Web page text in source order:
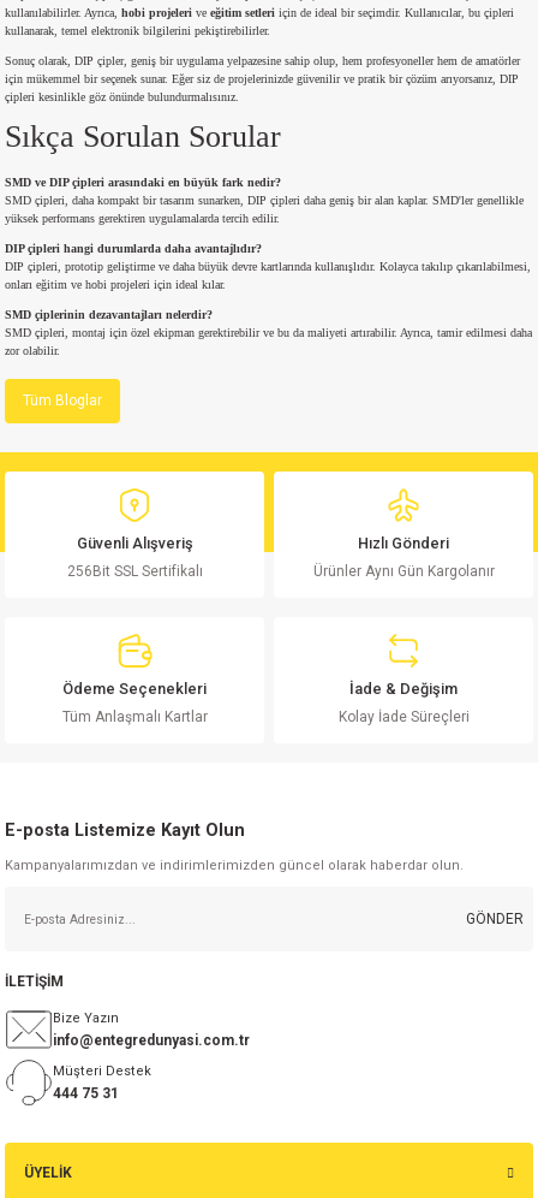
AXİAL Kondansatör
Tipi Kondansatör
603 Kılıf
805 Kılıf
15W
17W
3W
4W
6W
kullanılabilirler. Ayrıca, hobi projeleri ve eğitim setleri için de ideal bir seçimdir. Kullanıcılar, bu çipleri
kullanarak, temel elektronik bilgilerini pekiştirebilirler.
Sonuç olarak, DIP çipler, geniş bir uygulama yelpazesine sahip olup, hem profesyoneller hem de amatörler
için mükemmel bir seçenek sunar. Eğer siz de projelerinizde güvenilir ve pratik bir çözüm arıyorsanız, DIP
çipleri kesinlikle göz önünde bulundurmalısınız.
Sıkça Sorulan Sorular
SMD ve DIP çipleri arasındaki en büyük fark nedir?
SMD çipleri, daha kompakt bir tasarım sunarken, DIP çipleri daha geniş bir alan kaplar. SMD'ler genellikle
yüksek performans gerektiren uygulamalarda tercih edilir.
DIP çipleri hangi durumlarda daha avantajlıdır?
DIP çipleri, prototip geliştirme ve daha büyük devre kartlarında kullanışlıdır. Kolayca takılıp çıkarılabilmesi,
onları eğitim ve hobi projeleri için ideal kılar.
SMD çiplerinin dezavantajları nelerdir?
SMD çipleri, montaj için özel ekipman gerektirebilir ve bu da maliyeti artırabilir. Ayrıca, tamir edilmesi daha
zor olabilir.
Tüm Bloglar
Güvenli Alışveriş
256Bit SSL Sertifikalı
Hızlı Gönderi
Ürünler Aynı Gün Kargolanır
Ödeme Seçenekleri
Tüm Anlaşmalı Kartlar
İade & Değişim
Kolay İade Süreçleri
E-posta Listemize Kayıt Olun
Kampanyalarımızdan ve indirimlerimizden güncel olarak haberdar olun.
GÖNDER
ÜYELİK
İLETİŞİM
Bize Yazın
info@entegredunyasi.com.tr
Müşteri Destek
444 75 31